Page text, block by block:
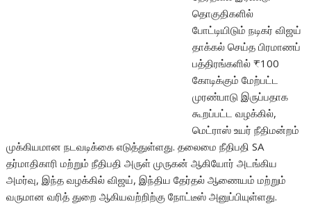
தொகுதிகளில்
போட்டியிடும் நடிகர் விஜய்
தாக்கல் செய்த பிரமாணப்
பத்திரங்களில் ₹100
கோடிக்கும் மேற்பட்ட
முரண்பாடு இருப்பதாக
கூறப்பட்ட வழக்கில்,
மெட்ராஸ் உயர் நீதிமன்றம்
முக்கியமான நடவடிக்கை எடுத்துள்ளது. தலைமை நீதிபதி SA
தர்மாதிகாரி மற்றும் நீதிபதி அருள் முருகன் ஆகியோர் அடங்கிய
அமர்வு, இந்த வழக்கில் விஜய், இந்திய தேர்தல் ஆணையம் மற்றும்
வருமான வரித் துறை ஆகியவற்றிற்கு நோட்டீஸ் அனுப்பியுள்ளது.